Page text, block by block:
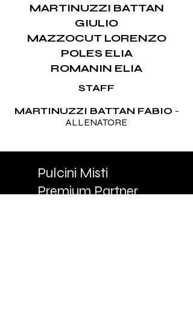
MARTINUZZI BATTAN
GIULIO
MAZZOCUT LORENZO
POLES ELIA
ROMANIN ELIA
STAFF
MARTINUZZI BATTAN FABIO -
ALLENATORE
Pulcini Misti
Premium Partner